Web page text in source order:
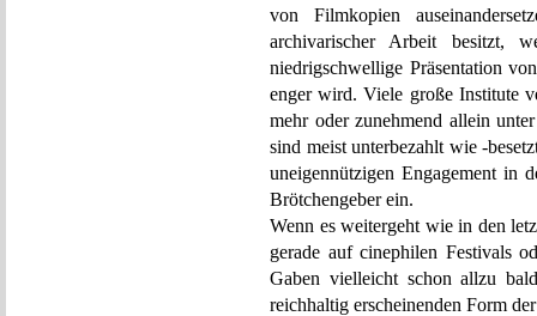
von Filmkopien
archivarischer Arbeit besitzt,
niedrigschwellige Präsentation
enger wird. Viele große Institute
mehr oder zunehmend allein
sind meist unterbezahlt wie -
uneigennützigen Engagement in
Brötchengeber ein.
Wenn es weitergeht wie in den
gerade auf cinephilen Festivals
Gaben vielleicht schon allzu
reichhaltig erscheinenden Form